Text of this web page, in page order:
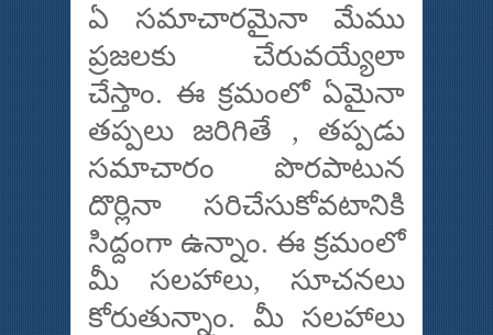
ఏ సమాచారమైనా మేము
ప్రజలకు చేరువయ్యేలా
చేస్తాం. ఈ క్రమంలో ఏమైనా
తప్పలు జరిగితే , తప్పడు
సమాచారం పొరపాటున
దొర్లినా సరిచేసుకోవటానికి
సిద్దంగా ఉన్నాం. ఈ క్రమంలో
మీ సలహాలు, సూచనలు
కోరుతున్నాం. మీ సలహాలు